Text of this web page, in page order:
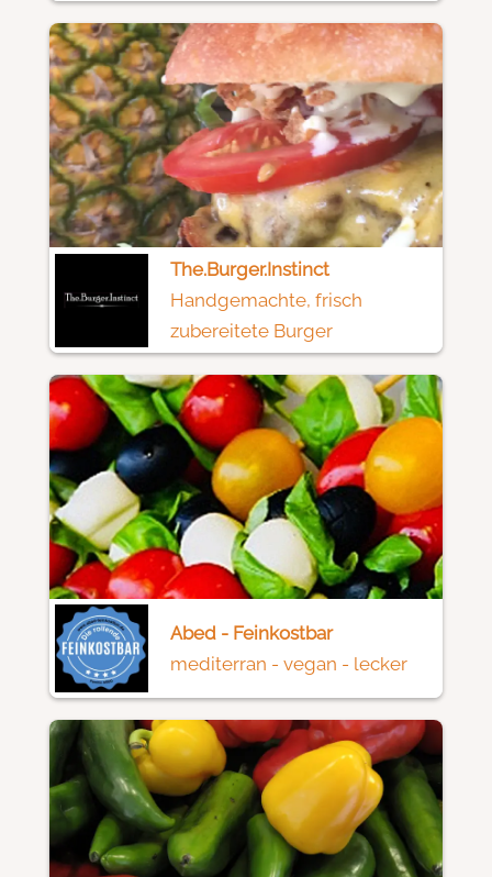
The.Burger.Instinct
Handgemachte, frisch
zubereitete Burger
Abed - Feinkostbar
mediterran - vegan - lecker